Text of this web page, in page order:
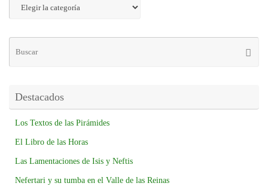
Destacados
Los Textos de las Pirámides
El Libro de las Horas
Las Lamentaciones de Isis y Neftis
Nefertari y su tumba en el Valle de las Reinas